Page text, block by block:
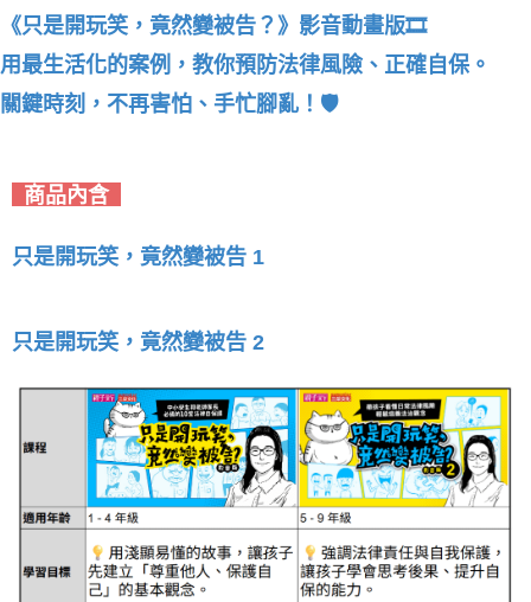
《只是開玩笑，竟然變被告？》影音動畫版🎞️
用最生活化的案例，教你預防法律風險、正確自保。
關鍵時刻，不再害怕、手忙腳亂！🛡️
商品內含
只是開玩笑，竟然變被告 1
只是開玩笑，竟然變被告 2